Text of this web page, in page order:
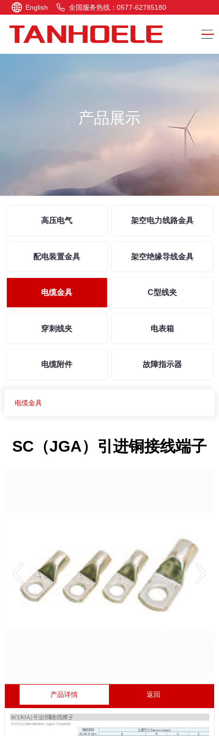
English 全国服务热线：0577-62785180
产品展示
高压电气 架空电力线路金具
配电装置金具 架空绝缘导线金具
电缆金具 C型线夹
穿刺线夹 电表箱
电缆附件 故障指示器
电缆金具
SC（JGA）引进铜接线端子
产品详情 返回